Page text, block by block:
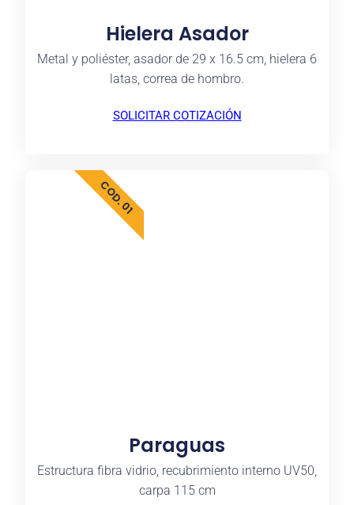
Hielera Asador
Metal y poliéster, asador de 29 x 16.5 cm, hielera 6
latas, correa de hombro.
SOLICITAR COTIZACIÓN
Paraguas
Estructura fibra vidrio, recubrimiento interno UV50,
carpa 115 cm
COD. 01